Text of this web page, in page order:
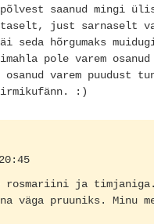
saanud mingi
just sarnaselt
seda hõrgumaks
pole varem
varem puudust
:)
rosmariini ja
pruuniks. Minu